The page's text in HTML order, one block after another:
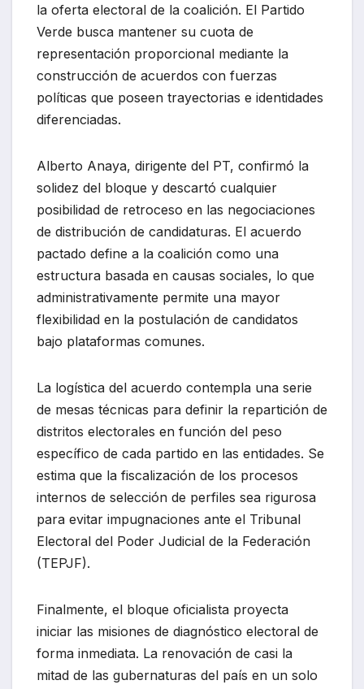
la oferta electoral de la coalición. El Partido
Verde busca mantener su cuota de
representación proporcional mediante la
construcción de acuerdos con fuerzas
políticas que poseen trayectorias e identidades
diferenciadas.
Alberto Anaya, dirigente del PT, confirmó la
solidez del bloque y descartó cualquier
posibilidad de retroceso en las negociaciones
de distribución de candidaturas. El acuerdo
pactado define a la coalición como una
estructura basada en causas sociales, lo que
administrativamente permite una mayor
flexibilidad en la postulación de candidatos
bajo plataformas comunes.
La logística del acuerdo contempla una serie
de mesas técnicas para definir la repartición de
distritos electorales en función del peso
específico de cada partido en las entidades. Se
estima que la fiscalización de los procesos
internos de selección de perfiles sea rigurosa
para evitar impugnaciones ante el Tribunal
Electoral del Poder Judicial de la Federación
(TEPJF).
Finalmente, el bloque oficialista proyecta
iniciar las misiones de diagnóstico electoral de
forma inmediata. La renovación de casi la
mitad de las gubernaturas del país en un solo